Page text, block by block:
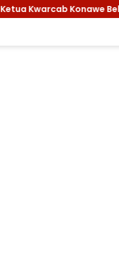
Bekali